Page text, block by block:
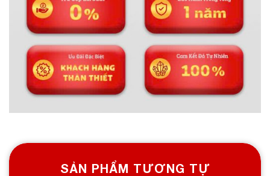
SẢN PHẨM TƯƠNG TỰ